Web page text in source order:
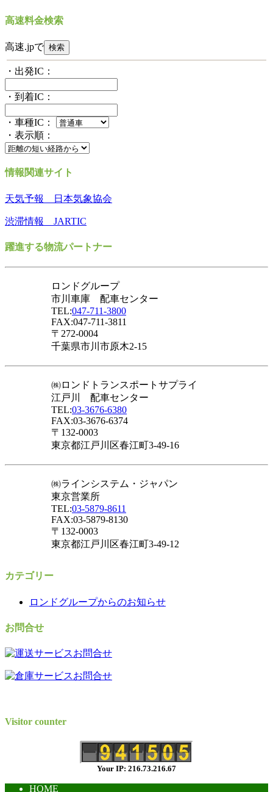
高速料金検索
高速.jpで
・出発IC：
・到着IC：
・車種IC：
・表示順：
情報関連サイト
天気予報 日本気象協会
渋滞情報 JARTIC
躍進する物流パートナー
ロンドグループ
市川車庫 配車センター
TEL:047-711-3800
FAX:047-711-3811
〒272-0004
千葉県市川市原木2-15
㈱ロンドトランスポートサプライ
江戸川 配車センター
TEL:03-3676-6380
FAX:03-3676-6374
〒132-0003
東京都江戸川区春江町3-49-16
㈱ラインシステム・ジャパン
東京営業所
TEL:03-5879-8611
FAX:03-5879-8130
〒132-0003
東京都江戸川区春江町3-49-12
カテゴリー
ロンドグループからのお知らせ
お問合せ
Visitor counter
Your IP: 216.73.216.67
HOME